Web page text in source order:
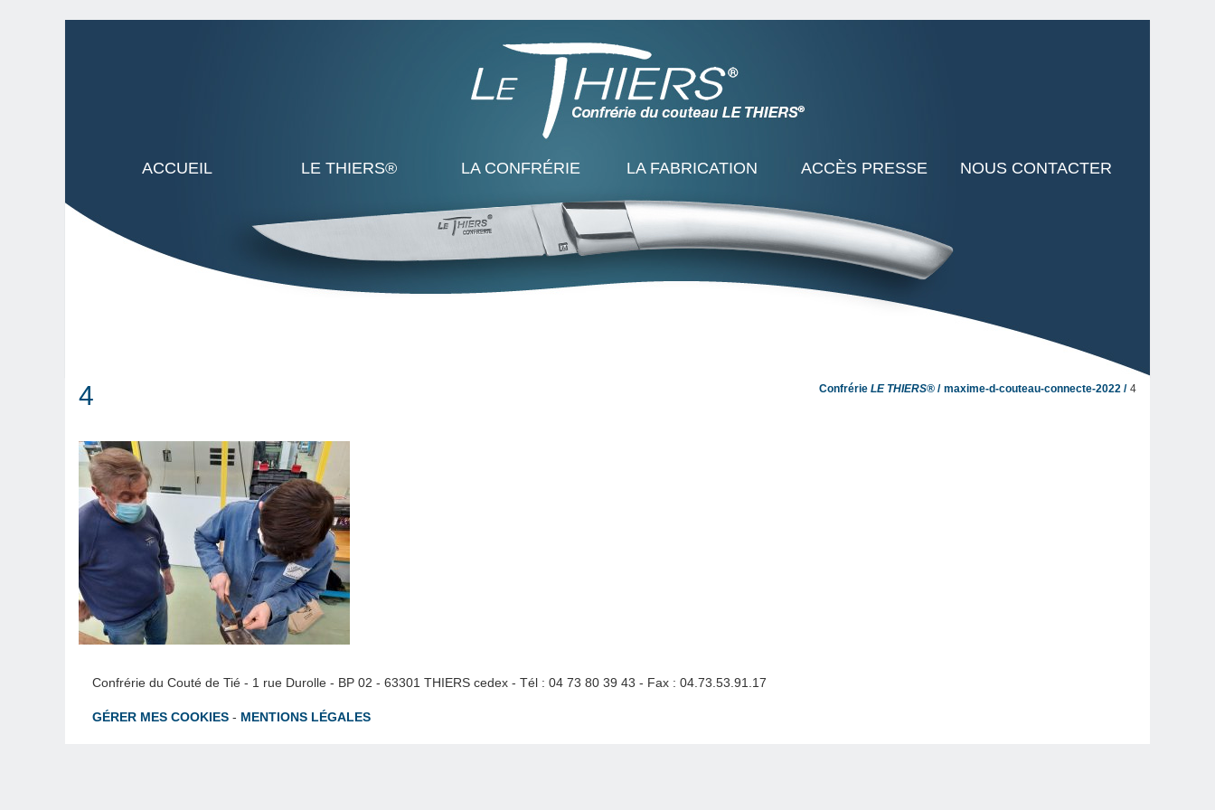
ACCUEIL LE THIERS® LA CONFRÉRIE LA FABRICATION ACCÈS PRESSE NOUS CONTACTER
4 Confrérie LE THIERS® maxime-d-couteau-connecte-2022 4
Confrérie du Couté de Tié - 1 rue Durolle - BP 02 - 63301 THIERS cedex - Tél : 04 73 80 39 43 - Fax : 04.73.53.91.17
GÉRER MES COOKIES - MENTIONS LÉGALES